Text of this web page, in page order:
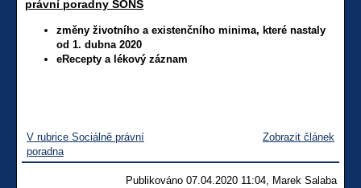
právní poradny SONS
změny životního a existenčního minima, které nastaly
od 1. dubna 2020
eRecepty a lékový záznam
V rubrice Sociálně právní
poradna
Zobrazit článek
Publikováno 07.04.2020 11:04, Marek Salaba